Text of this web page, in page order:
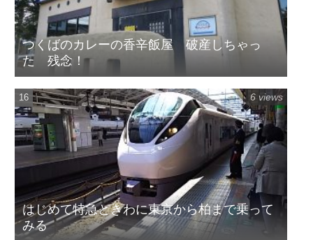
つくばのカレーの香辛飯屋 破産しちゃっ
た 残念！
はじめて特急ときわに東京から柏まで乗って
みる
6 views